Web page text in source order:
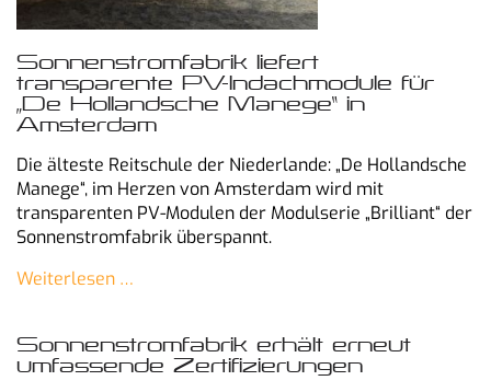
Sonnenstromfabrik liefert
transparente PV-Indachmodule für
„De Hollandsche Manege“ in
Amsterdam
Die älteste Reitschule der Niederlande: „De Hollandsche
Manege“, im Herzen von Amsterdam wird mit
transparenten PV-Modulen der Modulserie „Brilliant“ der
Sonnenstromfabrik überspannt.
Weiterlesen …
Sonnenstromfabrik erhält erneut
umfassende Zertifizierungen